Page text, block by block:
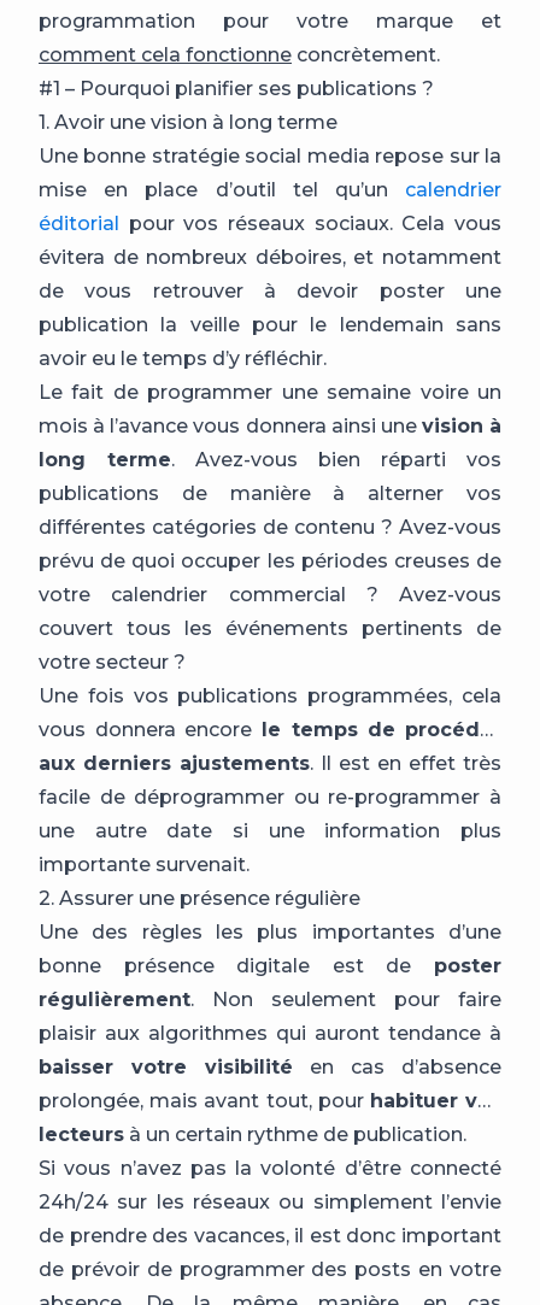
programmation pour votre marque et
comment cela fonctionne concrètement.
#1 – Pourquoi planifier ses publications ?
1. Avoir une vision à long terme
Une bonne stratégie social media repose sur la
mise en place d’outil tel qu’un calendrier
éditorial pour vos réseaux sociaux. Cela vous
évitera de nombreux déboires, et notamment
de vous retrouver à devoir poster une
publication la veille pour le lendemain sans
avoir eu le temps d’y réfléchir.
Le fait de programmer une semaine voire un
mois à l’avance vous donnera ainsi une vision à
long terme. Avez-vous bien réparti vos
publications de manière à alterner vos
différentes catégories de contenu ? Avez-vous
prévu de quoi occuper les périodes creuses de
votre calendrier commercial ? Avez-vous
couvert tous les événements pertinents de
votre secteur ?
Une fois vos publications programmées, cela
vous donnera encore le temps de procéder
aux derniers ajustements. Il est en effet très
facile de déprogrammer ou re-programmer à
une autre date si une information plus
importante survenait.
2. Assurer une présence régulière
Une des règles les plus importantes d’une
bonne présence digitale est de poster
régulièrement. Non seulement pour faire
plaisir aux algorithmes qui auront tendance à
baisser votre visibilité en cas d’absence
prolongée, mais avant tout, pour habituer vos
lecteurs à un certain rythme de publication.
Si vous n’avez pas la volonté d’être connecté
24h/24 sur les réseaux ou simplement l’envie
de prendre des vacances, il est donc important
de prévoir de programmer des posts en votre